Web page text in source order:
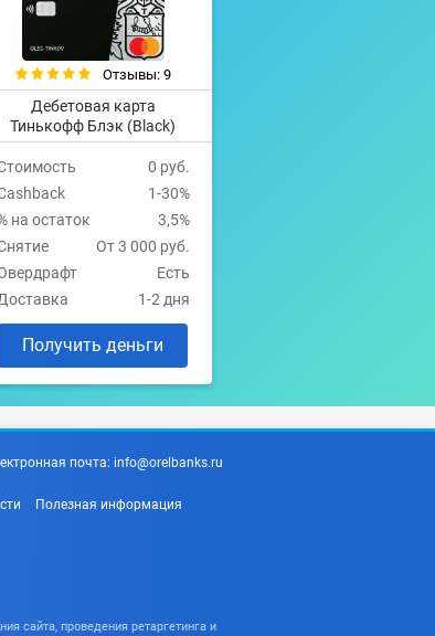
Отзывы: 9
Дебетовая карта
Тинькофф Блэк (Black)
0 руб.
1-30%
на остаток
3,5%
От 3 000 руб.
Есть
1-2 дня
Получить деньги
почта: info@orelbanks.ru
Полезная информация
сайта, проведения ретаргетинга и